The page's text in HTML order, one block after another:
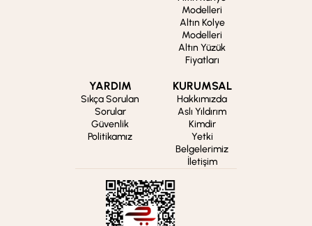
Modelleri
Altın Kolye
Modelleri
Altın Yüzük
Fiyatları
YARDIM
Sıkça Sorulan
Sorular
Güvenlik
Politikamız
KURUMSAL
Hakkımızda
Aslı Yıldırım
Kimdir
Yetki
Belgelerimiz
İletişim